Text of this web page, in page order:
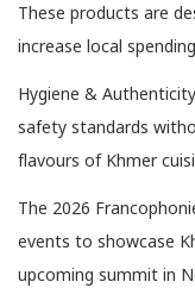
These products are
increase local
Hygiene &
safety standards
flavours of Khmer
The 2026
events to showcase
upcoming summit in